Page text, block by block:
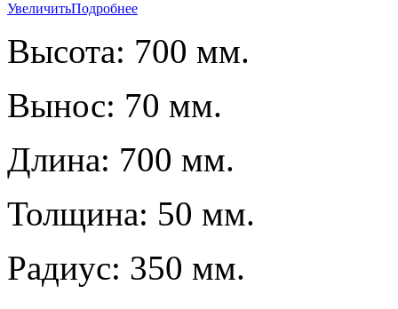
УвеличитьПодробнее
Высота: 700 мм.
Вынос: 70 мм.
Длина: 700 мм.
Толщина: 50 мм.
Радиус: 350 мм.